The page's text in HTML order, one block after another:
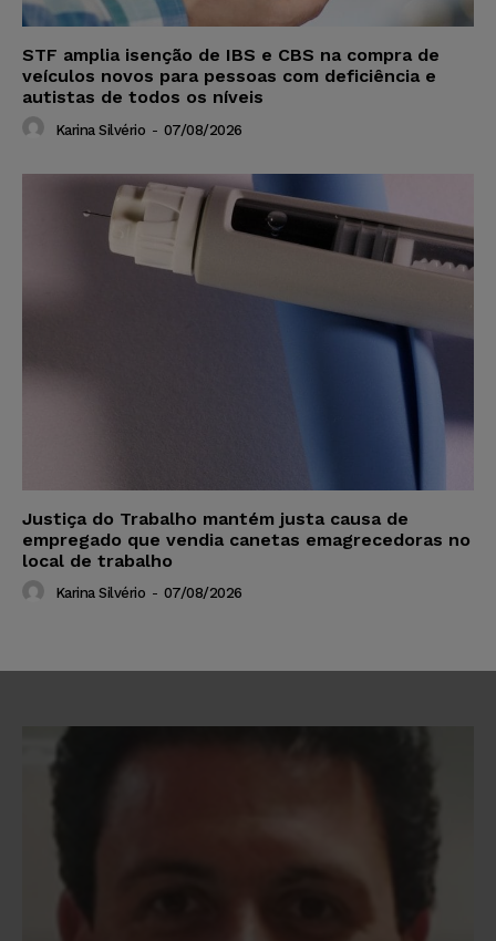
STF amplia isenção de IBS e CBS na compra de
veículos novos para pessoas com deficiência e
autistas de todos os níveis
Karina Silvério - 07/08/2026
Justiça do Trabalho mantém justa causa de
empregado que vendia canetas emagrecedoras no
local de trabalho
Karina Silvério - 07/08/2026